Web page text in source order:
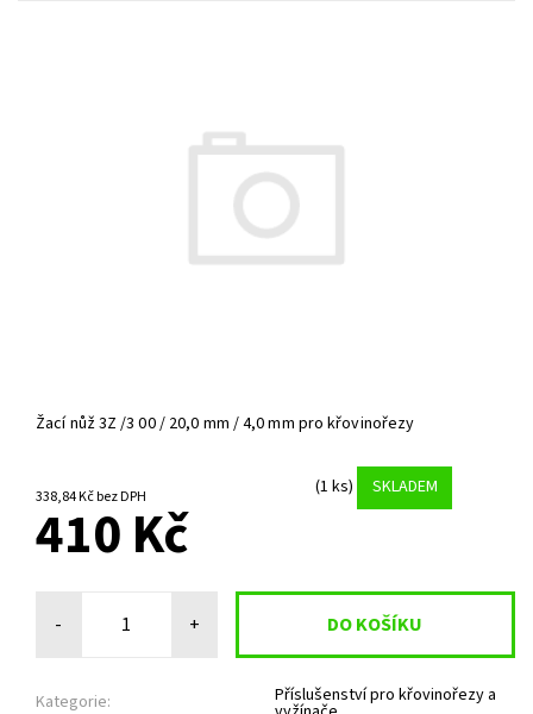
Žací nůž 3Z /3 00 / 20,0 mm / 4,0 mm pro křovinořezy
338,84 Kč bez DPH (1 ks) SKLADEM
410 Kč
- +
Kategorie: Příslušenství pro křovinořezy a